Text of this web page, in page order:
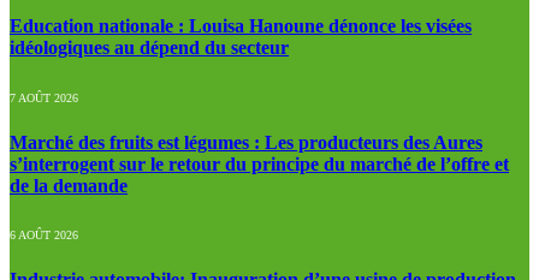
Education nationale : Louisa Hanoune dénonce les visées
idéologiques au dépend du secteur
7 AOÛT 2026
Marché des fruits est légumes : Les producteurs des Aures
s’interrogent sur le retour du principe du marché de l’offre et
de la demande
6 AOÛT 2026